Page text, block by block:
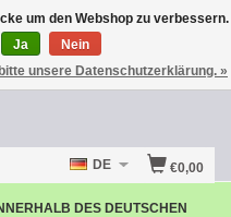
€0,00
DE
DES DEUTSCHEN
um den Webshop zu verbessern.
Ja
Nein
unsere Datenschutzerklärung. »